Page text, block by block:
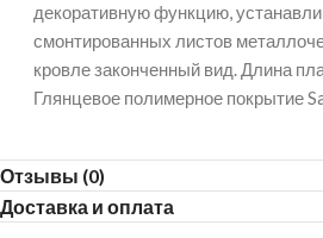
декоративную функцию,
смонтированных листов
кровле законченный вид. Длина
Глянцевое полимерное покрытие
Отзывы (0)
Доставка и оплата